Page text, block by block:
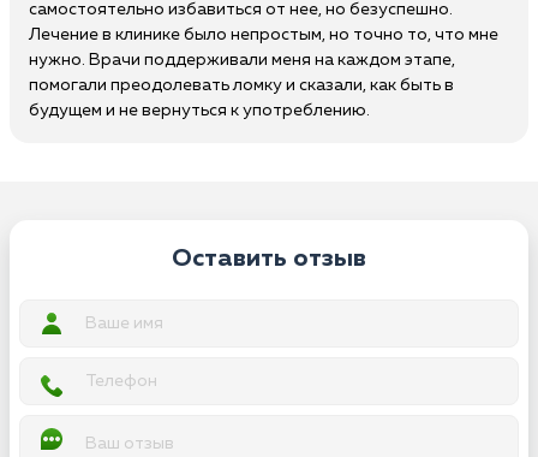
самостоятельно избавиться от нее, но безуспешно.
Лечение в клинике было непростым, но точно то, что мне
нужно. Врачи поддерживали меня на каждом этапе,
помогали преодолевать ломку и сказали, как быть в
будущем и не вернуться к употреблению.
Оставить отзыв